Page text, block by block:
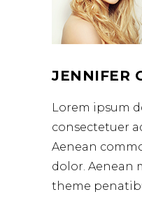
JENNIFER
Lorem ipsum
consectetuer
Aenean
dolor. Aenean
theme